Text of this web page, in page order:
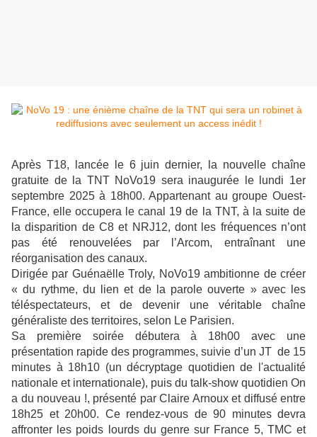
Après T18, lancée le 6 juin dernier, la nouvelle chaîne
gratuite de la TNT NoVo19 sera inaugurée le lundi 1er
septembre 2025 à 18h00. Appartenant au groupe Ouest-
France, elle occupera le canal 19 de la TNT, à la suite de
la disparition de C8 et NRJ12, dont les fréquences n’ont
pas été renouvelées par l’Arcom, entraînant une
réorganisation des canaux.
Dirigée par Guénaëlle Troly, NoVo19 ambitionne de créer
« du rythme, du lien et de la parole ouverte » avec les
téléspectateurs, et de devenir une véritable chaîne
généraliste des territoires, selon Le Parisien.
Sa première soirée débutera à 18h00 avec une
présentation rapide des programmes, suivie d’un JT de 15
minutes à 18h10 (un décryptage quotidien de l'actualité
nationale et internationale), puis du talk-show quotidien On
a du nouveau !, présenté par Claire Arnoux et diffusé entre
18h25 et 20h00. Ce rendez-vous de 90 minutes devra
affronter les poids lourds du genre sur France 5, TMC et